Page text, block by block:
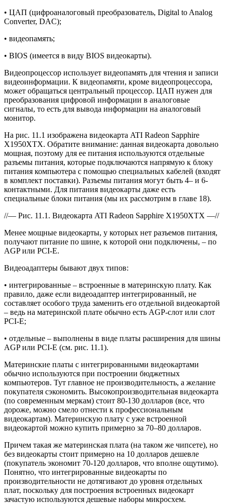
• ЦАП (цифроаналоговый преобразователь, Digital to Analog
Converter, DAC);
• видеопамять;
• BIOS (имеется в виду BIOS видеокарты).
Видеопроцессор использует видеопамять для чтения и записи
видеоинформации. К видеопамяти, кроме видеопроцессора,
может обращаться центральный процессор. ЦАП нужен для
преобразования цифровой информации в аналоговые
сигналы, то есть для вывода информации на аналоговый
монитор.
На рис. 11.1 изображена видеокарта ATI Radeon Sapphire
X1950XTX. Обратите внимание: данная видеокарта довольно
мощная, поэтому для ее питания используются отдельные
разъемы питания, которые подключаются напрямую к блоку
питания компьютера с помощью специальных кабелей (входят
в комплект поставки). Разъемы питания могут быть 4– и 6-
контактными. Для питания видеокарты даже есть
специальные блоки питания (мы их рассмотрим в главе 18).
//— Рис. 11.1. Видеокарта ATI Radeon Sapphire X1950XTX —//
Менее мощные видеокарты, у которых нет разъемов питания,
получают питание по шине, к которой они подключены, – по
AGP или PCI-E.
Видеоадаптеры бывают двух типов:
• интегрированные – встроенные в материнскую плату. Как
правило, даже если видеоадаптер интегрированный, не
составляет особого труда заменить его отдельной видеокартой
– ведь на материнской плате обычно есть AGP-слот или слот
PCI-E;
• отдельные – выполнены в виде платы расширения для шины
AGP или PCI-E (см. рис. 11.1).
Материнские платы с интегрированными видеокартами
обычно используются при построении бюджетных
компьютеров. Тут главное не производительность, а желание
покупателя сэкономить. Высокопроизводительная видеокарта
(по современным меркам) стоит 80-130 долларов (все, что
дороже, можно смело отнести к профессиональным
видеокартам). Материнскую плату с уже встроенной
видеокартой можно купить примерно за 70–80 долларов.
Причем такая же материнская плата (на таком же чипсете), но
без видеокарты стоит примерно на 10 долларов дешевле
(покупатель экономит 70-120 долларов, что вполне ощутимо).
Понятно, что интегрированные видеокарты по
производительности не дотягивают до уровня отдельных
плат, поскольку для построения встроенных видеокарт
зачастую используются дешевые наборы микросхем.